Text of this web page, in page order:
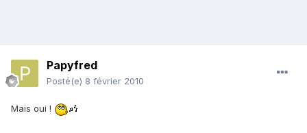
Papyfred
Posté(e) 8 février 2010
Mais oui !